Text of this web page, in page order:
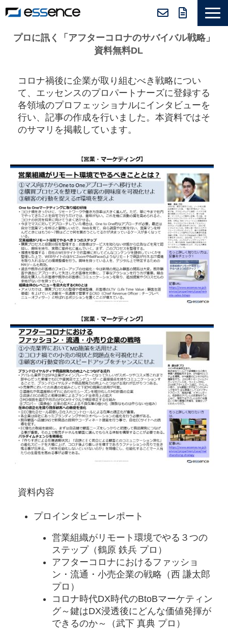
サービス紹介
ニュース＆トピックス
導入事例
採用情報
セミナー＆コラム
プロに訊く「アフターコロナのサバイバル戦略」
資料無料DL
コロナ禍後に企業が取り組むべき戦略につい
て、エッセンスのプロパートナーズに登録する
各領域のプロフェッショナルにインタビューを
行い、記事の作成を行いました。本資料ではそ
のサマリを掲載しています。
資料内容
プロインタビューレポート
営業組織がリモート環境でやる３つの
ステップ（鶴原 鉄兵 プロ）
アフターコロナにおけるファッショ
ン・流通・小売企業の戦略（西 謙太郎
プロ）
コロナ時代DX時代のBtoBマーケティン
グ～鍵はDX浸透後にどんな価値発揮が
できるのか～（武下 真典 プロ）